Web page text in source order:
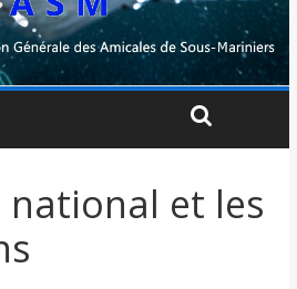
national et les